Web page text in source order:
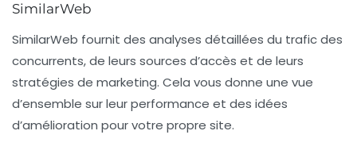
SimilarWeb
SimilarWeb fournit des analyses détaillées du trafic des
concurrents, de leurs sources d’accès et de leurs
stratégies de marketing. Cela vous donne une vue
d’ensemble sur leur performance et des idées
d’amélioration pour votre propre site.